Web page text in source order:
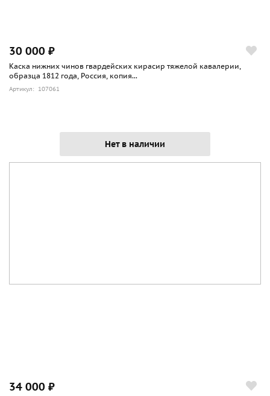
30 000 ₽
Каска нижних чинов гвардейских кирасир тяжелой кавалерии,
образца 1812 года, Россия, копия...
Артикул: 107061
Нет в наличии
34 000 ₽